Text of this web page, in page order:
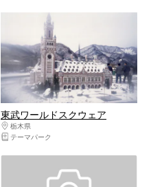
・今市
東武ワールドスクウェア
栃木県
テーマパーク